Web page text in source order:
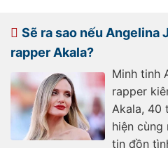
Sẽ ra sao nếu Angelina
rapper Akala?
Minh tinh
rapper
Akala, 40
hiện cùng
tin đồn